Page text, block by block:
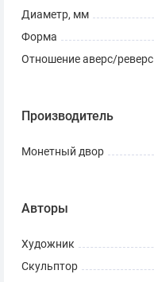
Диаметр, мм
Форма
Отношение аверс/реверс
Производитель
Монетный двор
Авторы
Художник
Скульптор